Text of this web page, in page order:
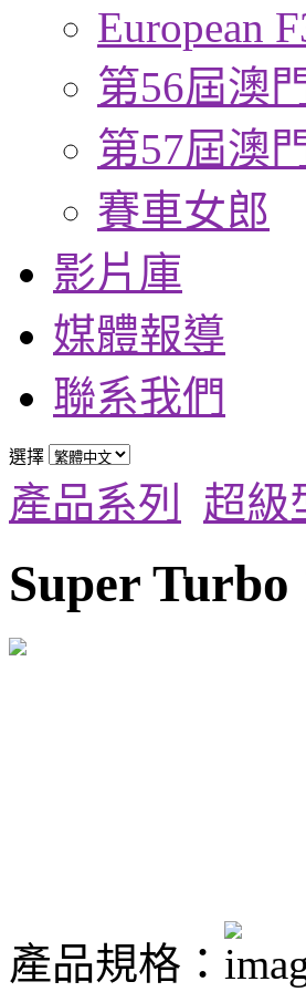
European
第56屆澳
第57屆澳
賽車女郎
影片庫
媒體報導
聯系我們
選擇
產品系列 超級
Super Turbo
產品規格：